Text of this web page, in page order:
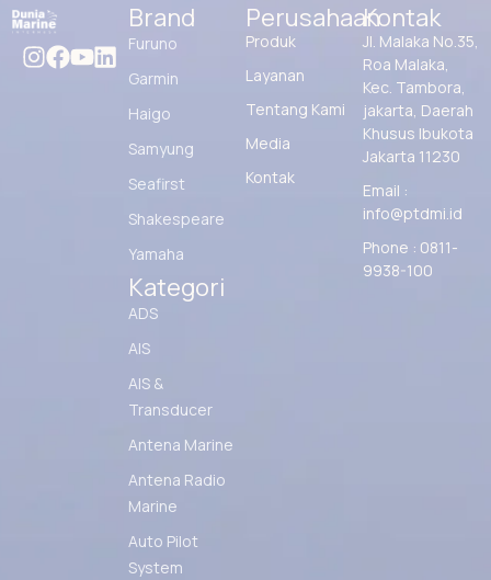
Brand
Furuno
Garmin
Haigo
Samyung
Seafirst
Shakespeare
Yamaha
Kategori
ADS
AIS
AIS &
Transducer
Antena Marine
Antena Radio
Marine
Auto Pilot
System
Perusahaan
Produk
Layanan
Tentang Kami
Media
Kontak
Kontak
Jl. Malaka No.35,
Roa Malaka,
Kec. Tambora,
jakarta, Daerah
Khusus Ibukota
Jakarta 11230
Email :
info@ptdmi.id
Phone : 0811-
9938-100